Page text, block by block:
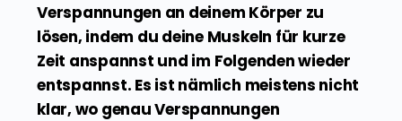
Verspannungen an deinem Körper zu
lösen, indem du deine Muskeln für kurze
Zeit anspannst und im Folgenden wieder
entspannst. Es ist nämlich meistens nicht
klar, wo genau Verspannungen